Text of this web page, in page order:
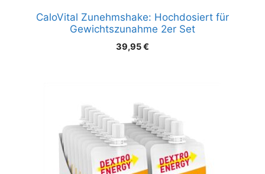
CaloVital Zunehmshake: Hochdosiert für
Gewichtszunahme 2er Set
39,95€